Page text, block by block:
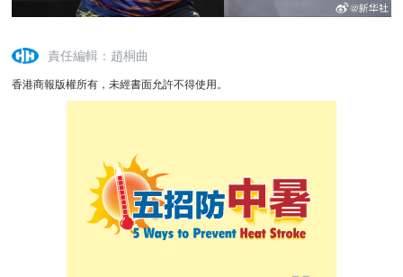
責任編輯：趙桐曲
香港商報版權所有，未經書面允許不得使用。